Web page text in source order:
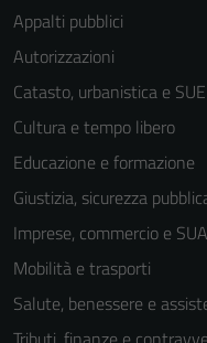
Appalti pubblici
Autorizzazioni
Catasto, urbanistica e SUE
Cultura e tempo libero
Educazione e formazione
Giustizia, sicurezza
Imprese, commercio e
Mobilità e trasporti
Salute, benessere e